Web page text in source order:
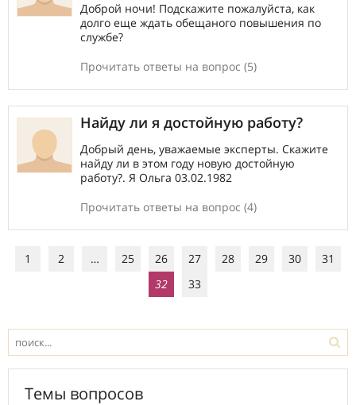
Доброй ночи! Подскажите пожалуйста, как
долго еще ждать обещаного повышения по
службе?
Прочитать ответы на вопрос (5)
Найду ли я достойную работу?
Добрый день, уважаемые эксперты. Скажите
найду ли в этом году новую достойную
работу?. Я Ольга 03.02.1982
Прочитать ответы на вопрос (4)
1 2 … 25 26 27 28 29 30
31
32
33
Темы вопросов